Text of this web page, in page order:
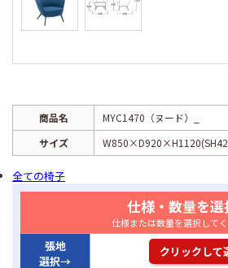
商品名
MYC1470（ヌード）_
サイズ
全ての椅子
仕様・数量を選
仕様または数量を選択してく
張地
選択→
クリックして